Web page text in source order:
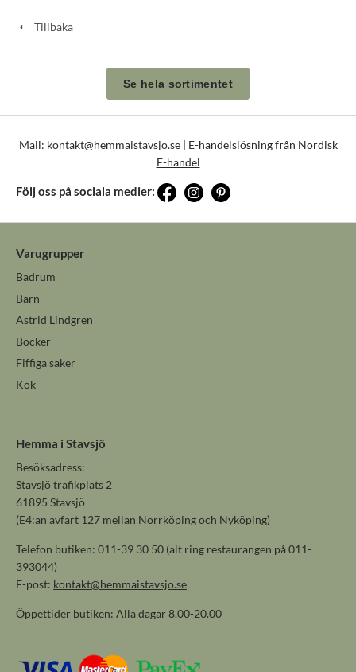
Tillbaka
Se hela sortimentet
Mail: kontakt@hemmaistavsjo.se| E-handelslösning från Nordisk
E-handel
Följ oss på sociala medier:
Varugrupper
Badrum
Barn
Astrid Lindgren
Böcker
Fiffiga saker
Kök
Hemma i Stavsjö
Besöksadress:
Stavsjö trafikplats 2
61895 Stavsjö
(E4:an avfart 127 mellan Norrköping och Nyköping)
Telefon butiken: 011-39 30 50 (alt ring restaurangen på 011-
393044)
E-post: kontakt@hemmaistavsjo.se
Öppettider butiken: Alla dagar 8.00-20.00